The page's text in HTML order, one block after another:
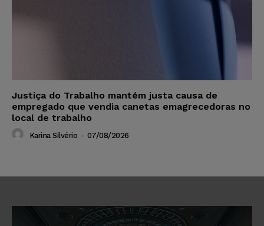
Justiça do Trabalho mantém justa causa de
empregado que vendia canetas emagrecedoras no
local de trabalho
Karina Silvério - 07/08/2026